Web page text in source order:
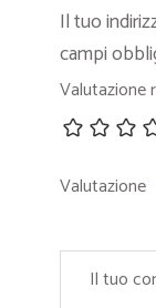
Il tuo
campi
Valutazione
Valutazione